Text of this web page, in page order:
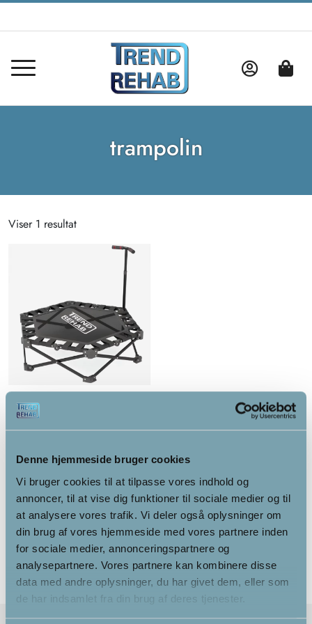
Denne hjemmeside bruger cookies
Vi bruger cookies til at tilpasse vores indhold og
annoncer, til at vise dig funktioner til sociale medier og til
at analysere vores trafik. Vi deler også oplysninger om
din brug af vores hjemmeside med vores partnere inden
for sociale medier, annonceringspartnere og
analysepartnere. Vores partnere kan kombinere disse
data med andre oplysninger, du har givet dem, eller som
de har indsamlet fra din brug af deres tjenester.
trampolin
Viser 1 resultat
Trampolin foldbar 106 cm
med håndtag
499.00
Alternativ